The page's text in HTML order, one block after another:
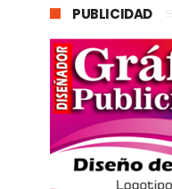
PUBLICIDAD